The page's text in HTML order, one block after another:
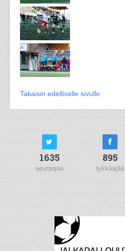
Takaisin edelliselle sivulle
1635
seuraajaa
895
tykkääjää